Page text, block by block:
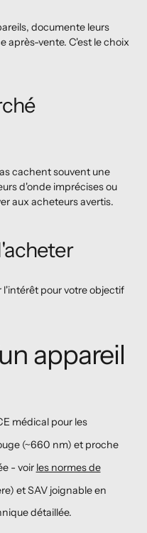
documente leurs
après-vente. C'est le choix
cachent souvent une
d'onde imprécises ou
aux acheteurs avertis.
l'intérêt pour votre objectif
appareil
médical pour les
(~660 nm) et proche
- voir les normes de
et SAV joignable en
détaillée.